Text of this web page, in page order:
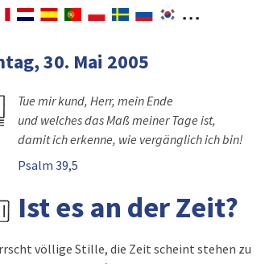
30. Mai 2005
Tue mir kund, Herr, mein Ende
und welches das Maß meiner Tage ist,
damit ich erkenne, wie vergänglich ich bin!
Psalm 39,5
Ist es an der Zeit?
völlige Stille, die Zeit scheint stehen zu